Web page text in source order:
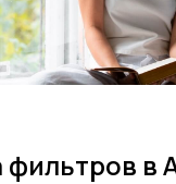
фильтров в